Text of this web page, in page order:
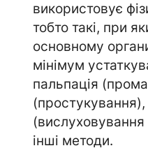
використовує
тобто такі, при
основному
мінімум
пальпація
(простукування),
інші методи.